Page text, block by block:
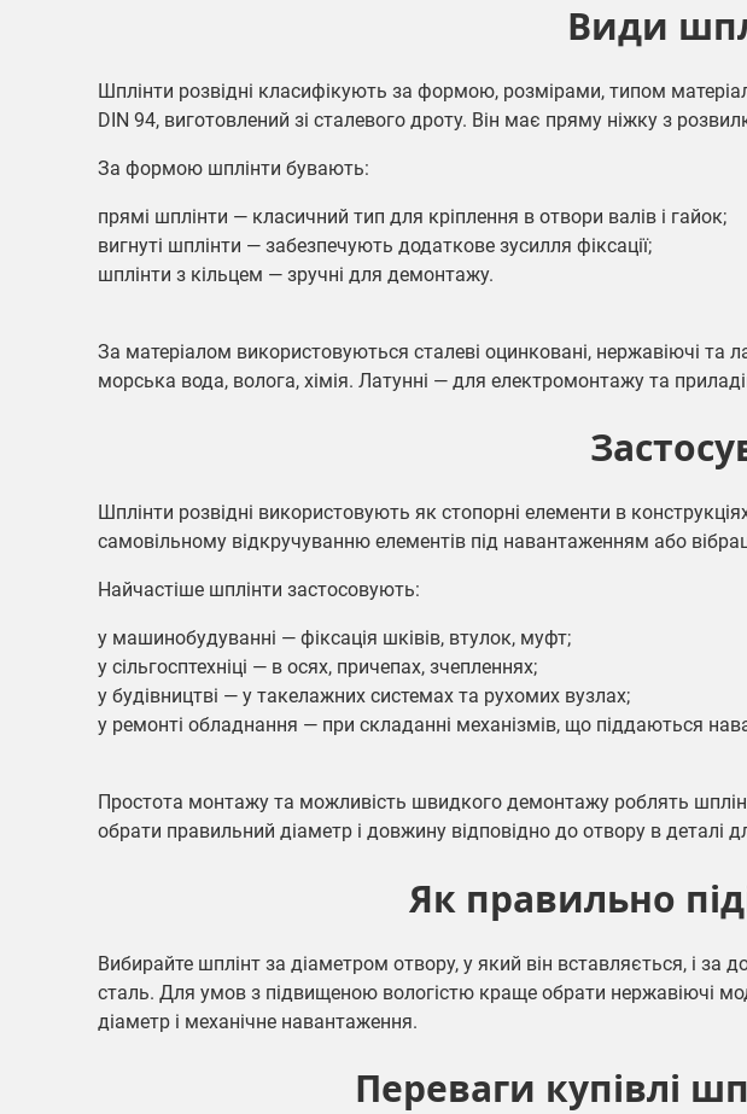
Види
Шплінти розвідні класифікують за формою, розмірами, типом
DIN 94, виготовлений зі сталевого дроту. Він має пряму ніжку з
За формою шплінти бувають:
прямі шплінти — класичний тип для кріплення в отвори валів і гайок;
вигнуті шплінти — забезпечують додаткове зусилля фіксації;
шплінти з кільцем — зручні для демонтажу.
За матеріалом використовуються сталеві оцинковані, нержавіючі
морська вода, волога, хімія. Латунні — для електромонтажу та
Шплінти розвідні використовують як стопорні елементи в
самовільному відкручуванню елементів під навантаженням або
Найчастіше шплінти застосовують:
у машинобудуванні — фіксація шківів, втулок, муфт;
у сільгосптехніці — в осях, причепах, зчепленнях;
у будівництві — у такелажних системах та рухомих вузлах;
у ремонті обладнання — при складанні механізмів, що піддаються
Простота монтажу та можливість швидкого демонтажу роблять
обрати правильний діаметр і довжину відповідно до отвору в деталі
Як правильно
Вибирайте шплінт за діаметром отвору, у який він вставляється, і
сталь. Для умов з підвищеною вологістю краще обрати нержавіючі
діаметр і механічне навантаження.
Переваги купівлі